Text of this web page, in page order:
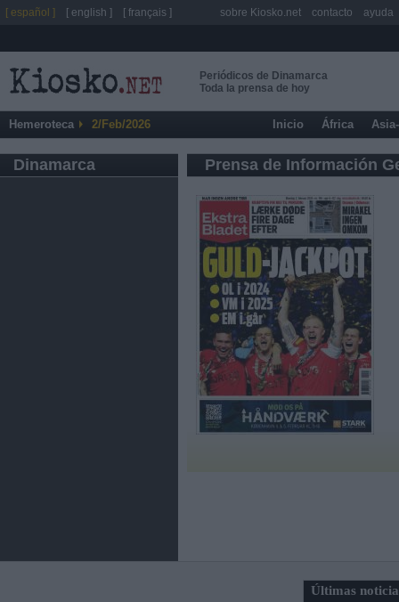
Periódicos de Dinamarca
Toda la prensa de hoy
Hemeroteca 2/Feb/2026 Inicio África
Dinamarca Prensa de Información
Últimas
[ español ] [ english ] [ français ] sobre Kiosko.net contacto ayuda